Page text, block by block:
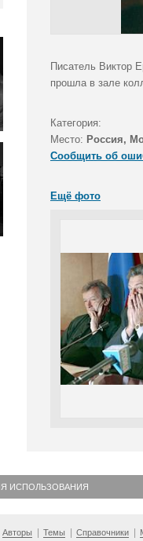
Писатель Виктор
прошла в зале
Категория:
Место: Россия,
Сообщить об
Ещё фото
ИСПОЛЬЗОВАНИЯ
Авторы Темы Справочники